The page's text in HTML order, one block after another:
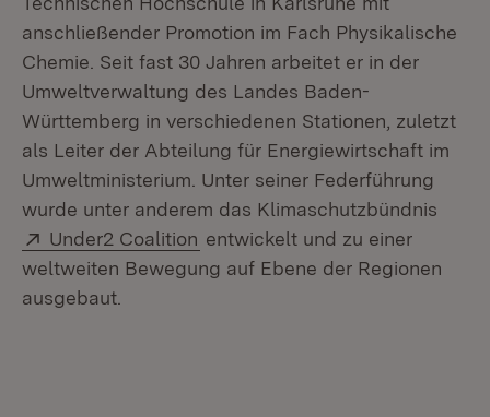
anschließender Promotion im Fach Physikalische
Chemie. Seit fast 30 Jahren arbeitet er in der
Umweltverwaltung des Landes Baden-
Württemberg in verschiedenen Stationen, zuletzt
als Leiter der Abteilung für Energiewirtschaft im
Umweltministerium. Unter seiner Federführung
wurde unter anderem das Klima­schutzbündnis
Extern:
Under2 Coalition (Öffnet in neuem Fenster)
entwickelt und zu einer
weltweiten Bewegung auf Ebene der Regionen
ausgebaut.